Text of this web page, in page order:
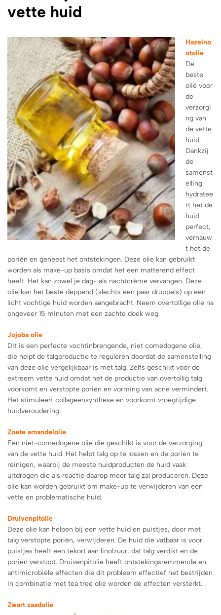
vette huid
Hazelno
otolie
De
beste
olie voor
de
verzorgi
ng van
de vette
huid.
Dankzij
de
samenst
elling
hydratee
rt het de
huid
perfect,
vernauw
t het de
poriën en geneest het ontstekingen. Deze olie kan gebruikt
worden als make-up basis omdat het een matterend effect
heeft. Het kan zowel je dag- als nachtcrème vervangen. Deze
olie kan het beste deppend (slechts een paar druppels) op een
licht vochtige huid worden aangebracht. Neem overtollige olie na
ongeveer 15 minuten met een zachte doek weg.
Jojoba olie
Dit is een perfecte vochtinbrengende, niet comedogene olie,
die helpt de talgproductie te reguleren doordat de samenstelling
van deze olie vergelijkbaar is met talg. Zelfs geschikt voor de
extreem vette huid omdat het de productie van overtollig talg
voorkomt en verstopte poriën en vorming van acne vermindert.
Het stimuleert collageensynthese en voorkomt vroegtijdige
huidveroudering.
Zoete amandelolie
Een niet-comedogene olie die geschikt is voor de verzorging
van de vette huid. Het helpt talg op te lossen en de poriën te
reinigen, waarbij de meeste huidproducten de huid vaak
uitdrogen die als reactie daarop meer talg zal produceren. Deze
olie kan worden gebruikt om make-up te verwijderen van een
vette en problematische huid.
Druivenpitolie
Deze olie kan helpen bij een vette huid en puistjes, door met
talg verstopte poriën, verwijderen. De huid die vatbaar is voor
puistjes heeft een tekort aan linolzuur, dat talg verdikt en de
poriën verstopt. Druivenpitolie heeft ontstekingsremmende en
antimicrobiële effecten die dit probleem effectief het bestrijden
In combinatie met tea tree olie worden de effecten versterkt.
Zwart zaadolie